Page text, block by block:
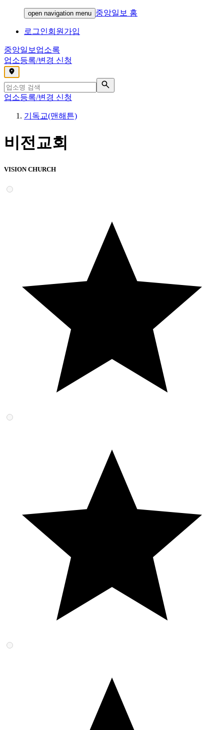
open navigation menu 중앙일보 홈
로그인회원가입
중앙일보 업소록
업소등록/변경 신청
,
업소등록/변경 신청
기독교(맨해튼)
비전교회
VISION CHURCH